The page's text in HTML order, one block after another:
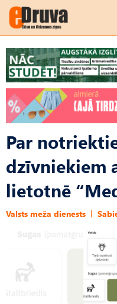
Par
dzīvniekiem
lietotnē
Valsts meža dienests